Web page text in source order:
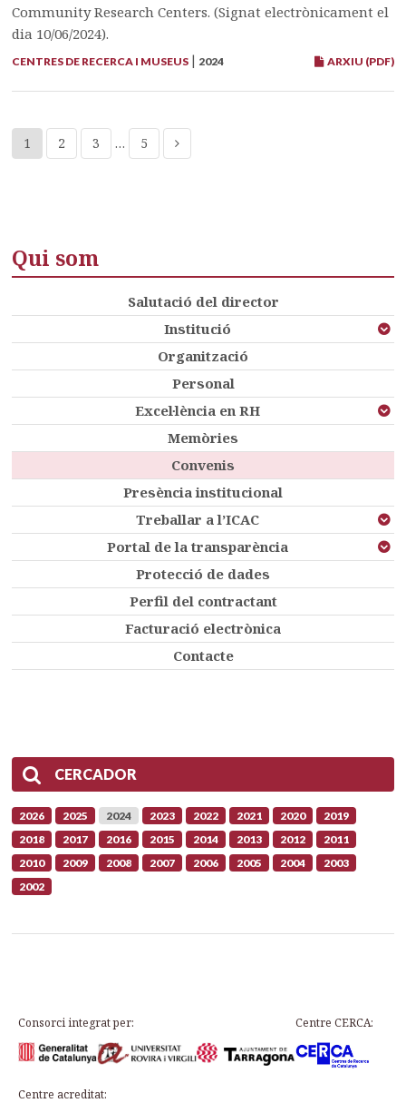
Community Research Centers. (Signat electrònicament el
dia 10/06/2024).
ARXIU (PDF)
CENTRES DE RECERCA I MUSEUS | 2024
1 2 3 … 5
Qui som
Salutació del director
Institució
Organització
Personal
Excel·lència en RH
Memòries
Convenis
Presència institucional
Treballar a l’ICAC
Portal de la transparència
Protecció de dades
Perfil del contractant
Facturació electrònica
Contacte
CERCADOR
2026 2025 2024 2023 2022 2021 2020
2019
2018
2017 2016 2015 2014 2013 2012
2011
2010
2009 2008 2007 2006 2005 2004
2003
2002
Consorci integrat per: Centre CERCA:
Centre acreditat: